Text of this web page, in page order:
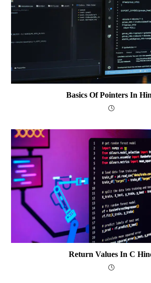
Basics Of Pointers In
Return Values In C